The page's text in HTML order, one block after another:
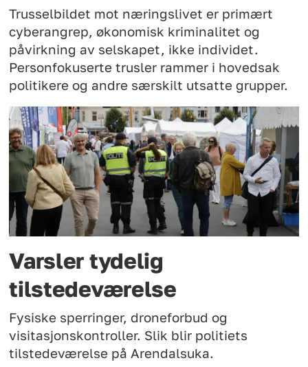
Trusselbildet mot næringslivet er primært
cyberangrep, økonomisk kriminalitet og
påvirkning av selskapet, ikke individet.
Personfokuserte trusler rammer i hovedsak
politikere og andre særskilt utsatte grupper.
Varsler tydelig
tilstedeværelse
Fysiske sperringer, droneforbud og
visitasjonskontroller. Slik blir politiets
tilstedeværelse på Arendalsuka.